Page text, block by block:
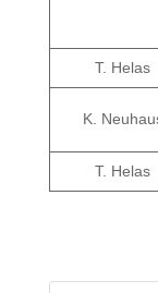
T. Helas
K.
T. Helas